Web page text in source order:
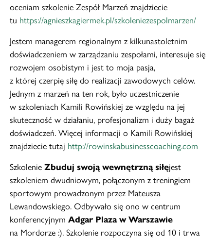
oceniam szkolenie Zespół Marzeń znajdziecie
tu https://agnieszkagiermek.pl/szkoleniezespolmarzen/
Jestem managerem regionalnym z kilkunastoletnim
doświadczeniem w zarządzaniu zespołami, interesuje się
rozwojem osobistym i jest to moja pasja,
z której czerpię siłę do realizacji zawodowych celów.
Jednym z marzeń na ten rok, było uczestniczenie
w szkoleniach Kamili Rowińskiej ze względu na jej
skuteczność w działaniu, profesjonalizm i duży bagaż
doświadczeń. Więcej informacji o Kamili Rowińskiej
znajdziecie tutaj http://rowinskabusinesscoaching.com
Szkolenie Zbuduj swoją wewnętrzną siłęjest
szkoleniem dwudniowym, połączonym z treningiem
sportowym prowadzonym przez Mateusza
Lewandowskiego. Odbywało się ono w centrum
konferencyjnym Adgar Plaza w Warszawie
na Mordorze :). Szkolenie rozpoczyna się od 10 i trwa